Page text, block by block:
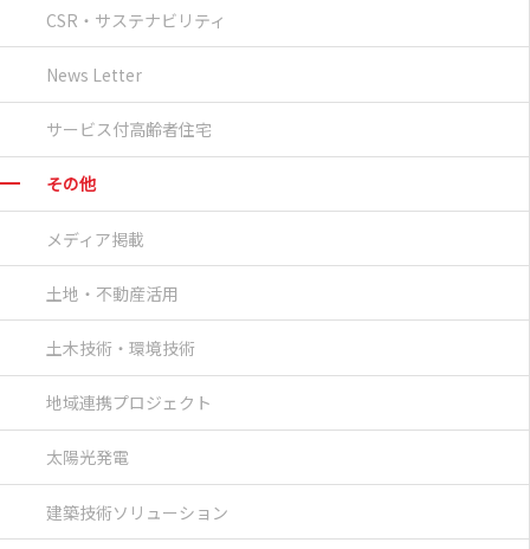
CSR・サステナビリティ
News Letter
サービス付高齢者住宅
その他
メディア掲載
土地・不動産活用
土木技術・環境技術
地域連携プロジェクト
太陽光発電
建築技術ソリューション